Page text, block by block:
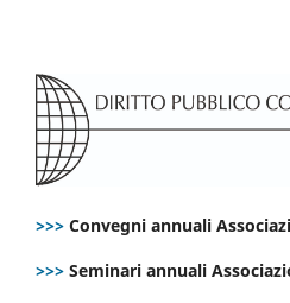
>>> Convegni annuali
>>> Seminari annuali